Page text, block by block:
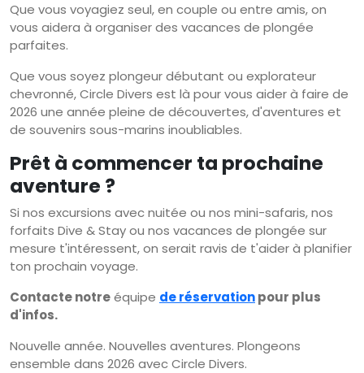
Que vous voyagiez seul, en couple ou entre amis, on
vous aidera à organiser des vacances de plongée
parfaites.
Que vous soyez plongeur débutant ou explorateur
chevronné, Circle Divers est là pour vous aider à faire de
2026 une année pleine de découvertes, d'aventures et
de souvenirs sous-marins inoubliables.
Prêt à commencer ta prochaine
aventure ?
Si nos excursions avec nuitée ou nos mini-safaris, nos
forfaits Dive & Stay ou nos vacances de plongée sur
mesure t'intéressent, on serait ravis de t'aider à planifier
ton prochain voyage.
Contacte notreéquipe de réservationpour plus
d'infos.
Nouvelle année. Nouvelles aventures. Plongeons
ensemble dans 2026 avec Circle Divers.